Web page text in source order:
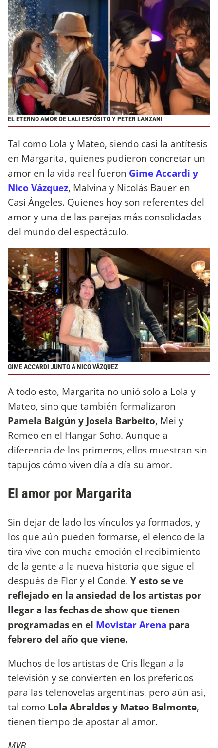
EL ETERNO AMOR DE LALI ESPÓSITO Y PETER LANZANI
Tal como Lola y Mateo, siendo casi la antítesis
en Margarita, quienes pudieron concretar un
amor en la vida real fueron Gime Accardi y
Nico Vázquez, Malvina y Nicolás Bauer en
Casi Ángeles. Quienes hoy son referentes del
amor y una de las parejas más consolidadas
del mundo del espectáculo.
GIME ACCARDI JUNTO A NICO VÁZQUEZ
A todo esto, Margarita no unió solo a Lola y
Mateo, sino que también formalizaron
Pamela Baigún y Josela Barbeito, Mei y
Romeo en el Hangar Soho. Aunque a
diferencia de los primeros, ellos muestran sin
tapujos cómo viven día a día su amor.
El amor por Margarita
Sin dejar de lado los vínculos ya formados, y
los que aún pueden formarse, el elenco de la
tira vive con mucha emoción el recibimiento
de la gente a la nueva historia que sigue el
después de Flor y el Conde. Y esto se ve
reflejado en la ansiedad de los artistas por
llegar a las fechas de show que tienen
programadas en el Movistar Arena para
febrero del año que viene.
Muchos de los artistas de Cris llegan a la
televisión y se convierten en los preferidos
para las telenovelas argentinas, pero aún así,
tal como Lola Abraldes y Mateo Belmonte,
tienen tiempo de apostar al amor.